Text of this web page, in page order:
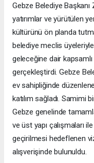
Gebze Belediye Başkanı
yatırımlar ve yürütülen
kültürünü ön planda
belediye meclis
geleceğine dair
gerçekleştirdi. Gebze
ev sahipliğinde
katılım sağladı. Samimi
Gebze genelinde
ve üst yapı çalışmaları
geçirilmesi hedeflenen
alışverişinde bulunuldu.